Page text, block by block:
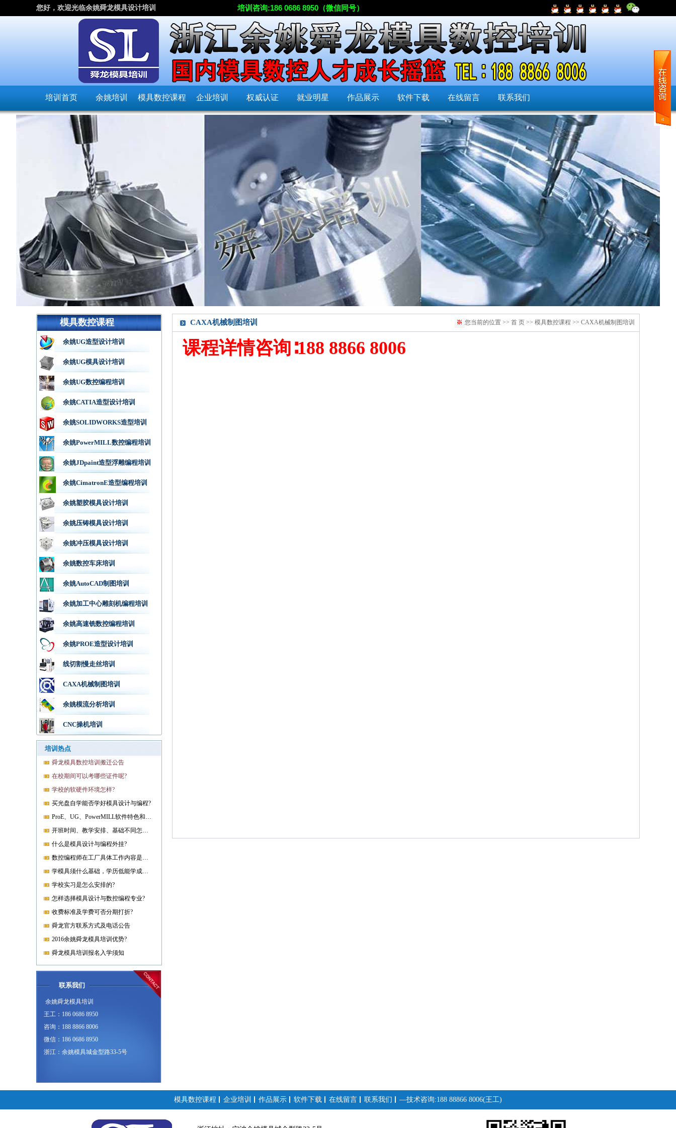
您好，欢迎光临余姚舜龙模具设计培训 培训咨询:186 0686 8950（微信同号）
培训首页 余姚培训 模具数控课程 企业培训 权威认证 就业明星 作品展示 软件下载 在线留言 联系我们
您当前的位置 >> 首 页 >> 模具数控课程 >> CAXA机械制图培训
模具数控课程
余姚UG造型设计培训
余姚UG模具设计培训
余姚UG数控编程培训
余姚CATIA造型设计培训
余姚SOLIDWORKS造型培训
余姚PowerMILL数控编程培训
余姚JDpaint造型浮雕编程培训
余姚CimatronE造型编程培训
余姚塑胶模具设计培训
余姚压铸模具设计培训
余姚冲压模具设计培训
余姚数控车床培训
余姚AutoCAD制图培训
余姚加工中心雕刻机编程培训
余姚高速铣数控编程培训
余姚PROE造型设计培训
线切割慢走丝培训
CAXA机械制图培训
余姚模流分析培训
CNC操机培训
培训热点
舜龙模具数控培训搬迁公告
在校期间可以考哪些证件呢?
学校的软硬件环境怎样?
买光盘自学能否学好模具设计与编程?
ProE、UG、PowerMILL软件特色和优势?
开班时间、教学安排、基础不同怎样开课?
什么是模具设计与编程外挂?
数控编程师在工厂具体工作内容是什么?
学模具须什么基础，学历低能学成就业吗?
学校实习是怎么安排的?
怎样选择模具设计与数控编程专业?
收费标准及学费可否分期打折?
舜龙官方联系方式及电话公告
2016余姚舜龙模具培训优势?
舜龙模具培训报名入学须知
联系我们
余姚舜龙模具培训
王工：186 0686 8950
咨询：188 8866 8006
微信：186 0686 8950
浙江：余姚模具城金型路33-5号
CAXA机械制图培训
课程详情咨询∶188 8866 8006
模具数控课程 企业培训 作品展示 软件下载 在线留言 联系我们 —技术咨询:188 88866 8006(王工)